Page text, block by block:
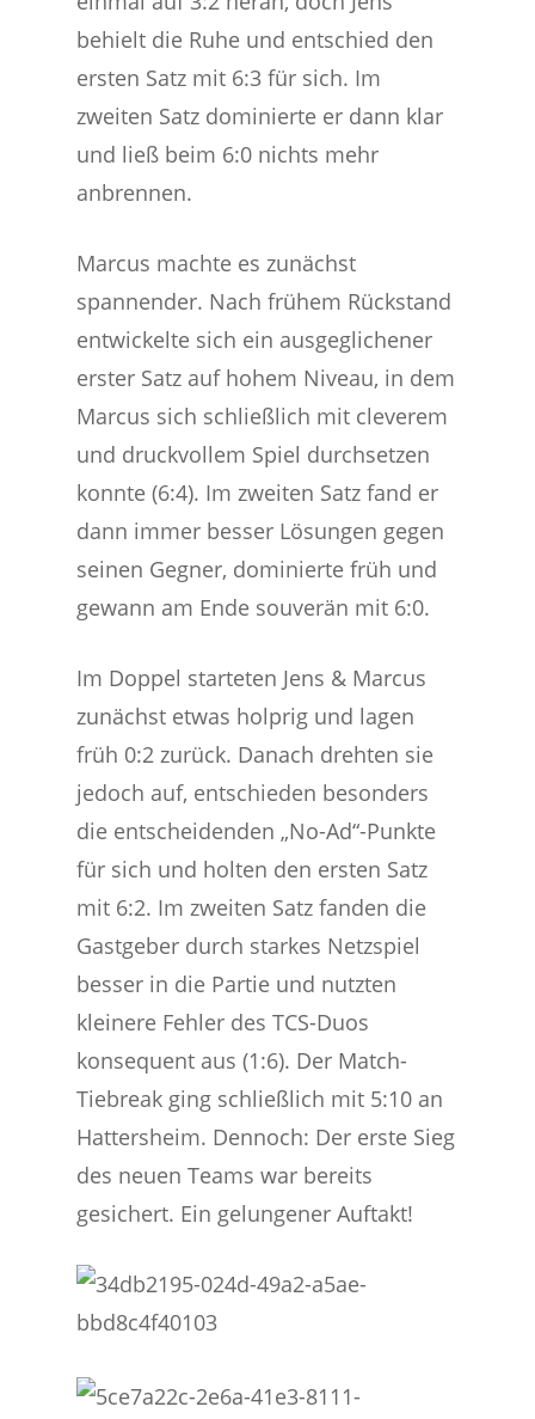
behielt die Ruhe und entschied den
ersten Satz mit 6:3 für sich. Im
zweiten Satz dominierte er dann klar
und ließ beim 6:0 nichts mehr
anbrennen.
Marcus machte es zunächst
spannender. Nach frühem Rückstand
entwickelte sich ein ausgeglichener
erster Satz auf hohem Niveau, in dem
Marcus sich schließlich mit cleverem
und druckvollem Spiel durchsetzen
konnte (6:4). Im zweiten Satz fand er
dann immer besser Lösungen gegen
seinen Gegner, dominierte früh und
gewann am Ende souverän mit 6:0.
Im Doppel starteten Jens & Marcus
zunächst etwas holprig und lagen
früh 0:2 zurück. Danach drehten sie
jedoch auf, entschieden besonders
die entscheidenden „No-Ad“-Punkte
für sich und holten den ersten Satz
mit 6:2. Im zweiten Satz fanden die
Gastgeber durch starkes Netzspiel
besser in die Partie und nutzten
kleinere Fehler des TCS-Duos
konsequent aus (1:6). Der Match-
Tiebreak ging schließlich mit 5:10 an
Hattersheim. Dennoch: Der erste Sieg
des neuen Teams war bereits
gesichert. Ein gelungener Auftakt!